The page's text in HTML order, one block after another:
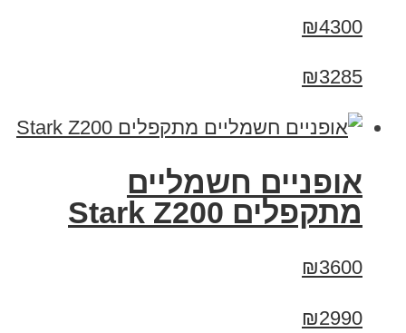
₪4300
₪3285
‏אופניים חשמליים
‏מתקפלים Stark Z200
₪3600
₪2990